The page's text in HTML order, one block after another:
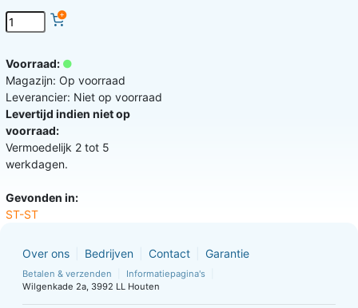
Voorraad:
Magazijn: Op voorraad
Leverancier: Niet op voorraad
Levertijd indien niet op
voorraad:
Vermoedelijk 2 tot 5
werkdagen.
Gevonden in:
ST-ST
Over ons Bedrijven Contact Garantie
Betalen & verzenden
Informatiepagina's
Wilgenkade 2a, 3992 LL Houten